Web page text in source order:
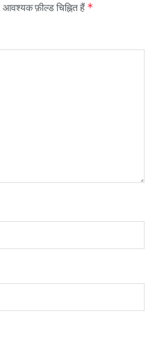
आवश्यक फ़ील्ड चिह्नित हैं*